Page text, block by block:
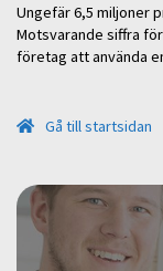
Ungefär 6,5 miljoner
Motsvarande siffra
företag att använda
Gå till startsidan